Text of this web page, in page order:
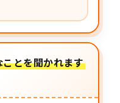
とを聞かれます